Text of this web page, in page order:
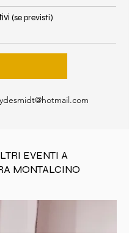
(se previsti)
EVENTI A
MONTALCINO